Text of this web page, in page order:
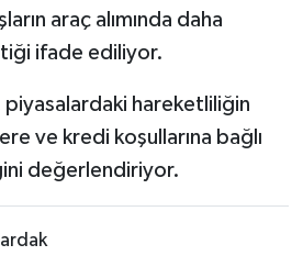
araç alımında daha
ifade ediliyor.
hareketliliğin
ve kredi koşullarına bağlı
değerlendiriyor.